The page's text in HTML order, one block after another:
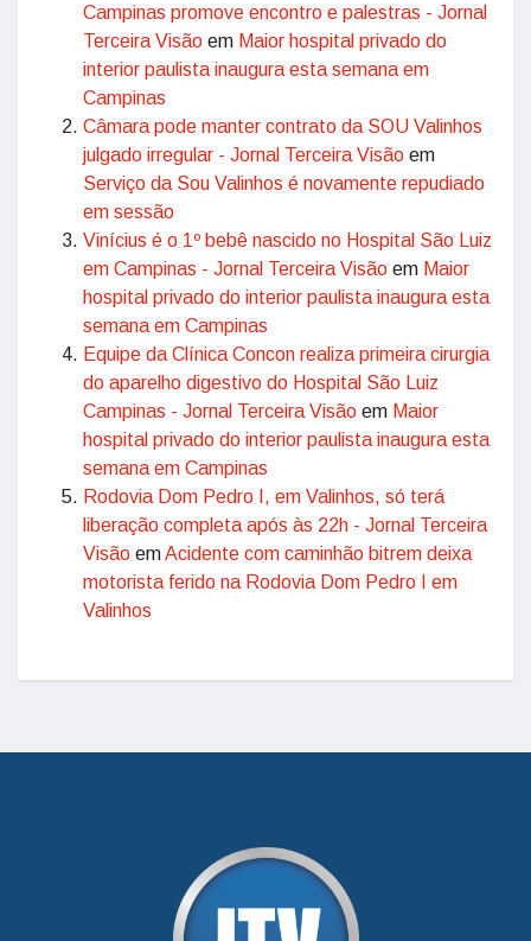
Campinas promove encontro e palestras - Jornal
Terceira Visão em Maior hospital privado do
interior paulista inaugura esta semana em
Campinas
Câmara pode manter contrato da SOU Valinhos
julgado irregular - Jornal Terceira Visão em
Serviço da Sou Valinhos é novamente repudiado
em sessão
Vinícius é o 1º bebê nascido no Hospital São Luiz
em Campinas - Jornal Terceira Visão em Maior
hospital privado do interior paulista inaugura esta
semana em Campinas
Equipe da Clínica Concon realiza primeira cirurgia
do aparelho digestivo do Hospital São Luiz
Campinas - Jornal Terceira Visão em Maior
hospital privado do interior paulista inaugura esta
semana em Campinas
Rodovia Dom Pedro I, em Valinhos, só terá
liberação completa após às 22h - Jornal Terceira
Visão emAcidente com caminhão bitrem deixa
motorista ferido na Rodovia Dom Pedro I em
Valinhos